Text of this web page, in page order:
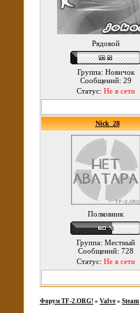
Рядовой
Группа: Новичок
Сообщений: 29
Статус: Не в сети
Nick_28
Полковник
Группа: Местный
Сообщений: 728
Статус: Не в сети
Форум TF-2.ORG! » Valve » Steam